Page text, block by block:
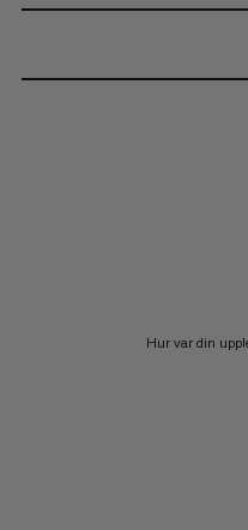
Hur var din